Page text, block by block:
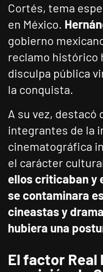
Cortés, tema
en México.
gobierno
reclamo histórico
disculpa pública
la conquista.
A su vez, destacó
integrantes de la
cinematográfica
el carácter
ellos criticaban y
se contaminara
cineastas y
hubiera una
El factor Real